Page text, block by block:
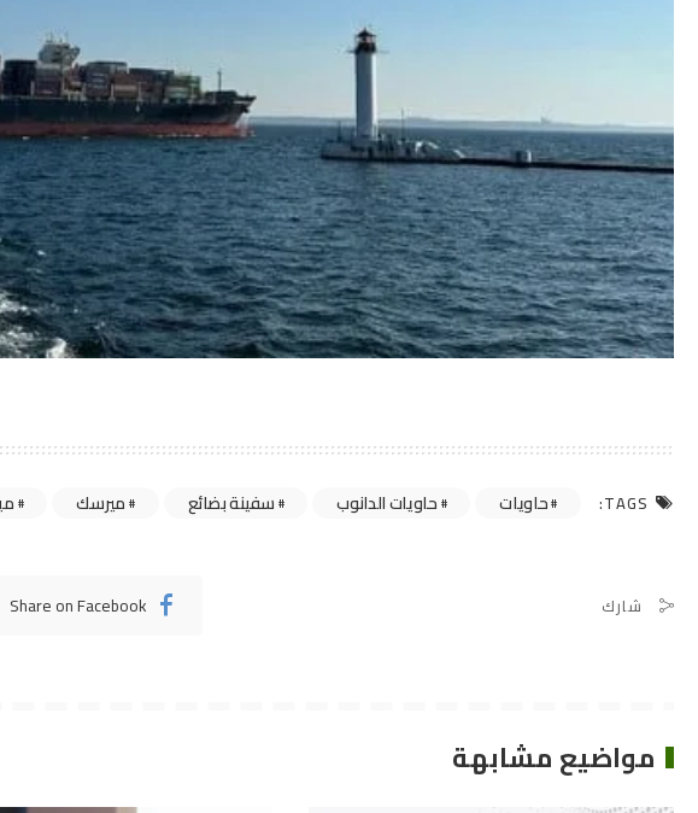
TAGS: حاويات حاويات الدانوب سفينة بضائع ميرسك
شارك Share on Facebook
مواضيع مشابهة